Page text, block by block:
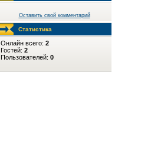
Оставить свой комментарий
Статистика
Онлайн всего: 2
Гостей: 2
Пользователей: 0